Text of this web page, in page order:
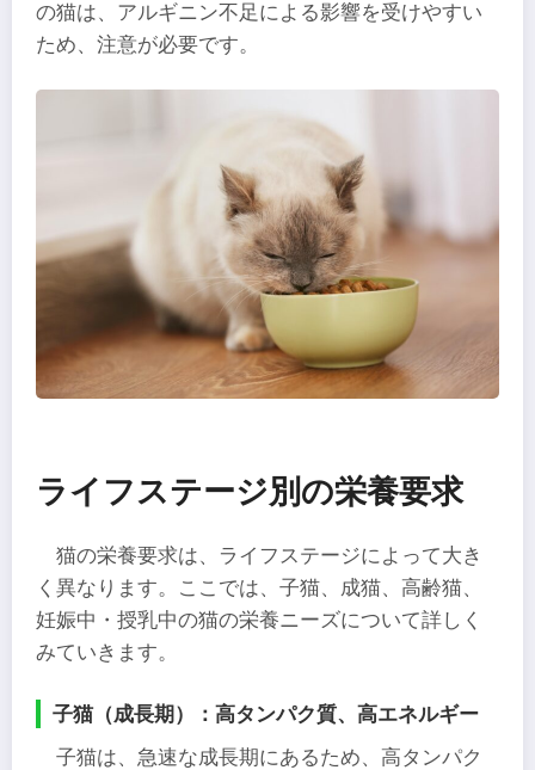
の猫は、アルギニン不足による影響を受けやすい
ため、注意が必要です。
ライフステージ別の栄養要求
猫の栄養要求は、ライフステージによって大き
く異なります。ここでは、子猫、成猫、高齢猫、
妊娠中・授乳中の猫の栄養ニーズについて詳しく
みていきます。
子猫（成長期）：高タンパク質、高エネルギー
子猫は、急速な成長期にあるため、高タンパク